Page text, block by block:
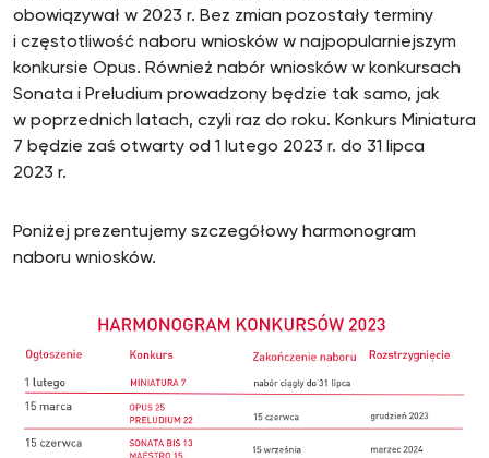
obowiązywał w 2023 r. Bez zmian pozostały terminy
i częstotliwość naboru wniosków w najpopularniejszym
konkursie Opus. Również nabór wniosków w konkursach
Sonata i Preludium prowadzony będzie tak samo, jak
w poprzednich latach, czyli raz do roku. Konkurs Miniatura
7 będzie zaś otwarty od 1 lutego 2023 r. do 31 lipca
2023 r.
Poniżej prezentujemy szczegółowy harmonogram
naboru wniosków.